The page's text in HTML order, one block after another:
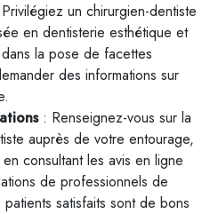
un chirurgien-dentiste
en dentisterie esthétique et
la pose de facettes
des informations sur
: Renseignez-vous sur la
auprès de votre entourage,
consultant les avis en ligne
de professionnels de
satisfaits sont de bons